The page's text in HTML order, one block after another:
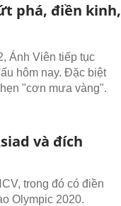
phá, điền kinh,
Ánh Viên tiếp tục
hôm nay. Đặc biệt
"cơn mưa vàng".
và đích
trong đó có điền
Olympic 2020.